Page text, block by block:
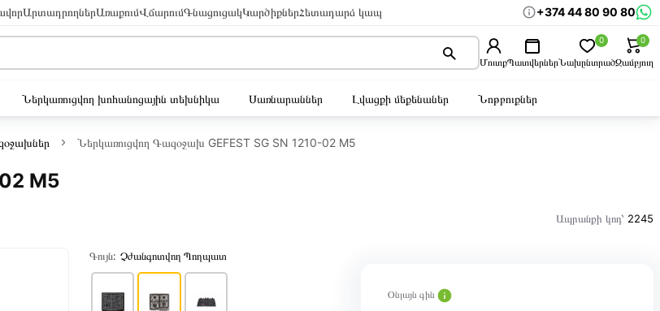
ԱրտադրողներԱռաքումՎճարումԳնացուցակԿարծիքներՀետադարձ կապ +374 44 80 90 80
ՄուտքՊատվերներՆախընտրած
0
Զամբյուղ
0
Ներկառուցվող խոհանոցային տեխնիկա Սառնարաններ Լվացքի մեքենաներ Նոթբուքներ
Ներկառուցվող Գազօջախ GEFEST SG SN 1210-02 M5
M5
Ապրանքի կոդ՝ 2245
Գույն: Չժանգոտվող Պողպատ
Օնլայն գին